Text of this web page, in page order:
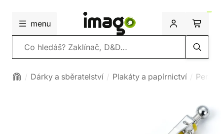
menu
Vyhledávání
Dárky a sběratelství Plakáty a papírnictví Pera